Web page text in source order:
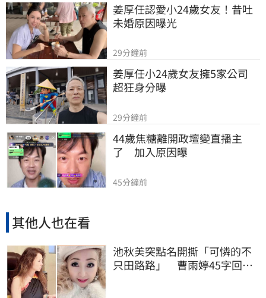
姜厚任認愛小24歲女友！昔吐
未婚原因曝光
29分鐘前
姜厚任小24歲女友擁5家公司
超狂身分曝
29分鐘前
44歲焦糖離開政壇變直播主
了　加入原因曝
45分鐘前
其他人也在看
池秋美突點名開撕「可憐的不
只田路路」 曹雨婷45字回應